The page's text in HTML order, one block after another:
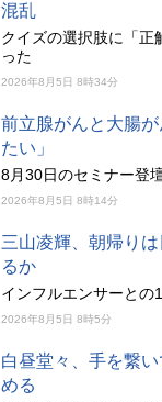
混乱
クイズの選択肢に「正
った
2026年8月5日 8時34分
前立腺がんと大腸
たい」
8月30日のセミナー登
2026年8月5日 8時14分
三山凌輝、朝帰り
るか
インフルエンサーとの
2026年8月5日 8時5分
白昼堂々、手を繋
める